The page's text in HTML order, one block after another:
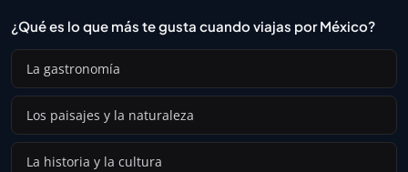
¿Qué es lo que más te gusta cuando viajas por México?
La gastronomía
Los paisajes y la naturaleza
La historia y la cultura